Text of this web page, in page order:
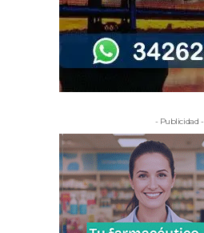
- Publicidad -